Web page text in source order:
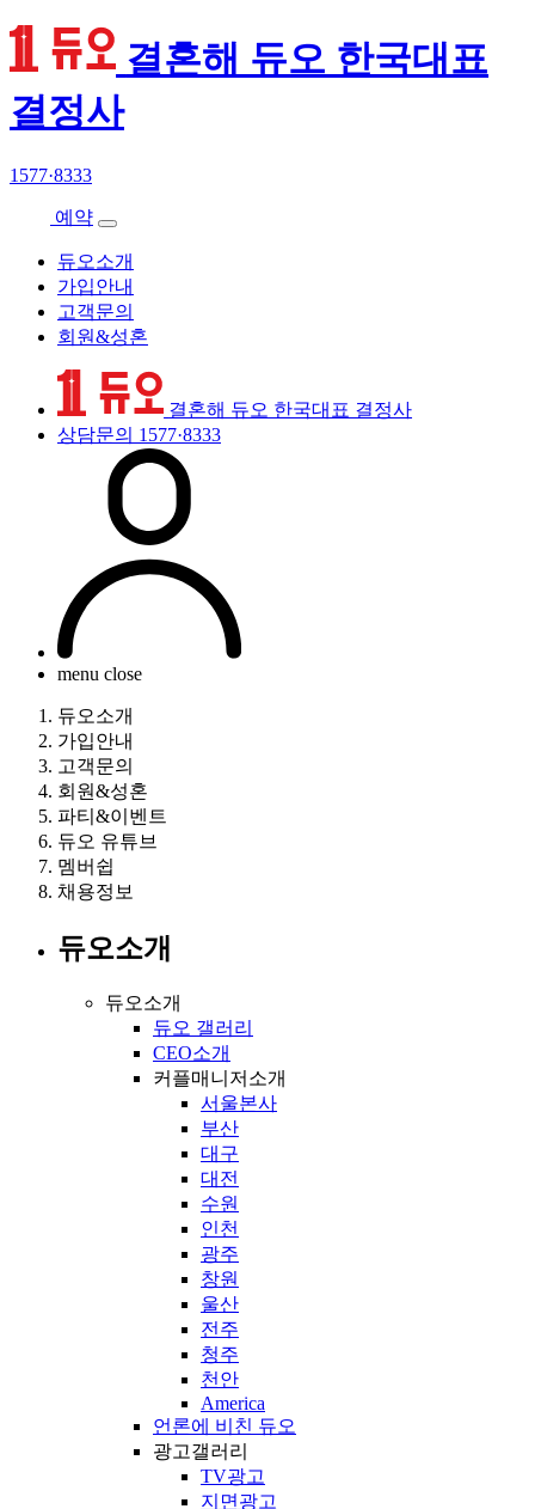
결혼해 듀오 한국대표
결정사
1577·8333
예약
듀오소개
가입안내
고객문의
회원&성혼
결혼해 듀오 한국대표 결정사
상담문의 1577·8333
menu close
듀오소개
가입안내
고객문의
회원&성혼
파티&이벤트
듀오 유튜브
멤버쉽
채용정보
듀오소개
듀오소개
듀오 갤러리
CEO소개
커플매니저소개
서울본사
부산
대구
대전
수원
인천
광주
창원
울산
전주
청주
천안
America
언론에 비친 듀오
광고갤러리
TV광고
지면광고